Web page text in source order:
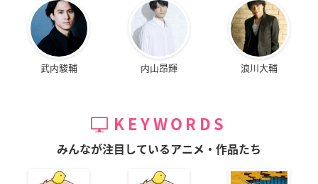
武内駿輔 内山昂輝 浪川大輔
KEYWORDS
みんなが注目しているアニメ・作品たち